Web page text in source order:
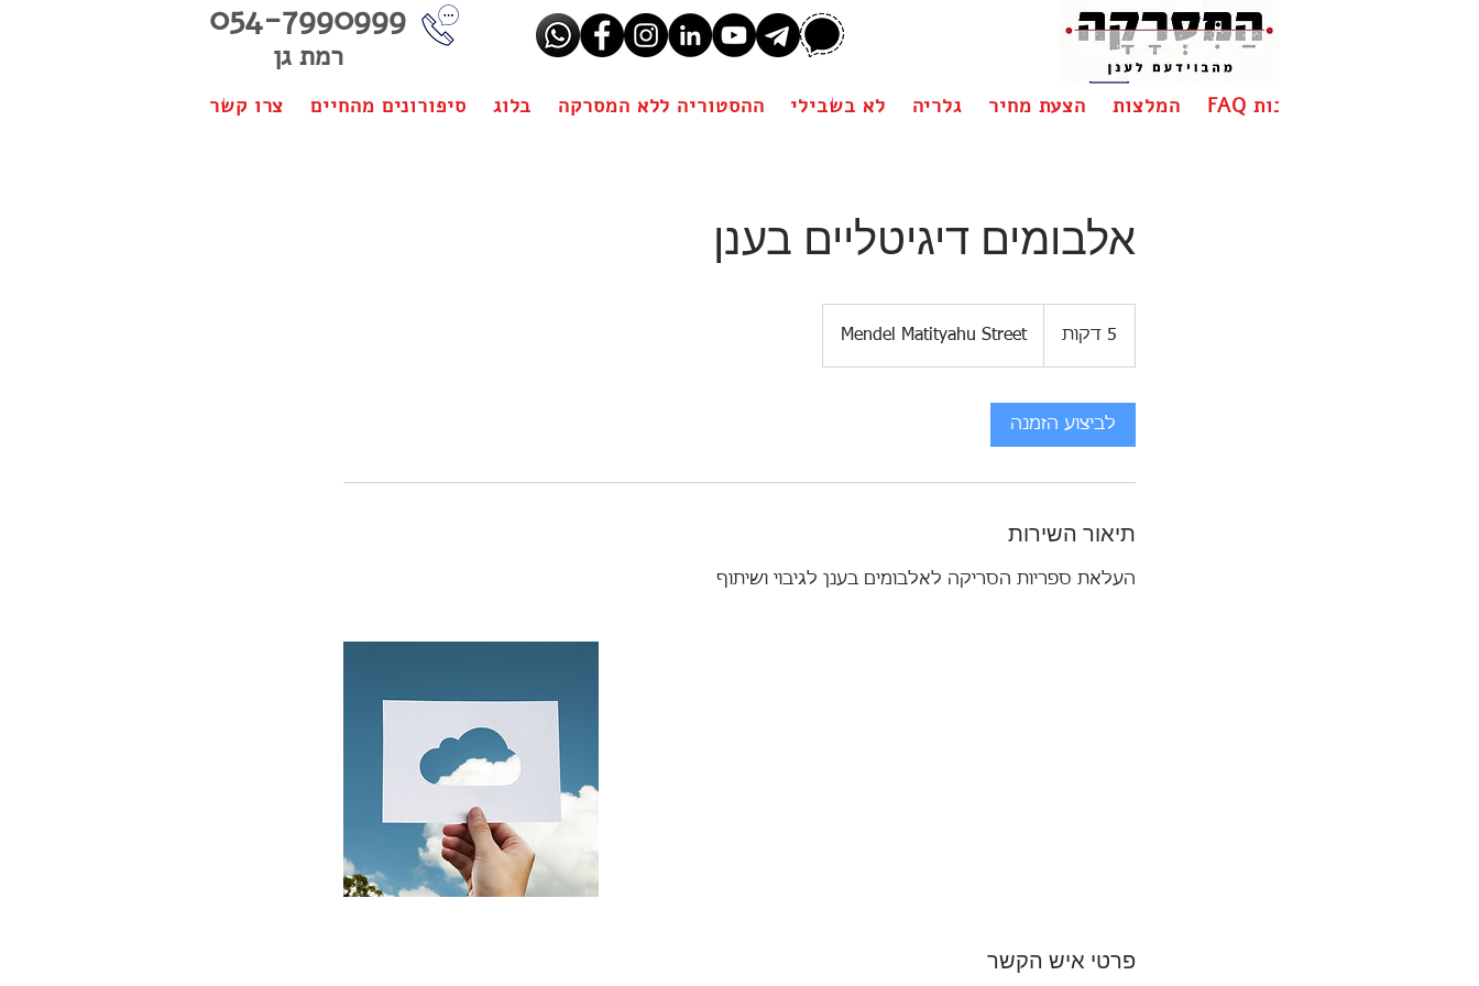
054-7990999
רמת גן
שאלות ותשובות FAQ המלצות הצעת מחיר גלריה לא בשבילי ההסטוריה ללא המסרקה בלוג סיפורונים מהחיים צרו קשר
אלבומים דיגיטליים בענן
5 דקות Mendel Matityahu Street
לביצוע הזמנה
תיאור השירות
העלאת ספריות הסריקה לאלבומים בענן לגיבוי ושיתוף
פרטי איש הקשר